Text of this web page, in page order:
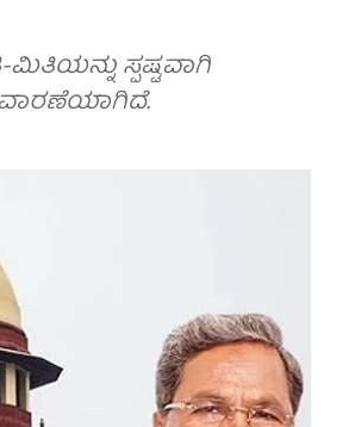
ಮಿತಿಯನ್ನು ಸ್ಪಷ್ಟವಾಗಿ